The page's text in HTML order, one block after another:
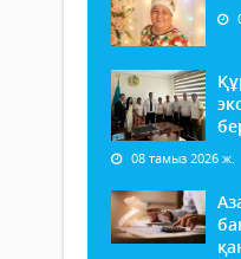
08 тамыз 2026 ж.